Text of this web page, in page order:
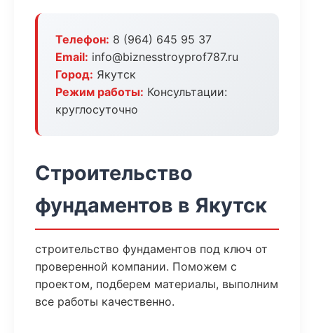
Телефон: 8 (964) 645 95 37
Email: info@biznesstroyprof787.ru
Город: Якутск
Режим работы: Консультации:
круглосуточно
Строительство
фундаментов в Якутск
строительство фундаментов под ключ от
проверенной компании. Поможем с
проектом, подберем материалы, выполним
все работы качественно.